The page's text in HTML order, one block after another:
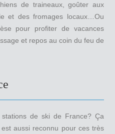
de traineaux, goûter aux
et des fromages locaux…Ou
pour profiter de vacances
et repos au coin du feu de
de ski de France? Ça
aussi reconnu pour ces très